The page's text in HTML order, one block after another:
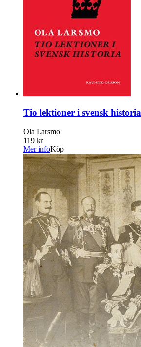
Tio lektioner i svensk historia
Ola Larsmo
119 kr
Mer infoKöp